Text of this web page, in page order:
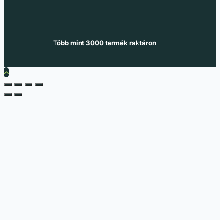
Több mint 3000 termék raktáron